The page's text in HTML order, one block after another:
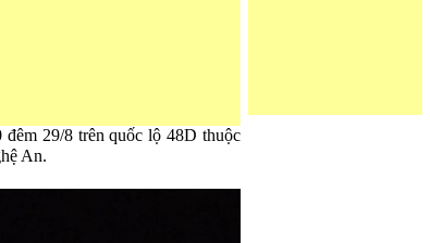
29/8 trên quốc lộ 48D thuộc
An.